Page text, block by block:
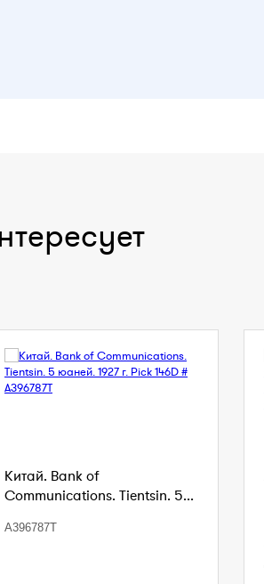
Китай. Bank of
Communications. Tientsin. 5...
A396787T